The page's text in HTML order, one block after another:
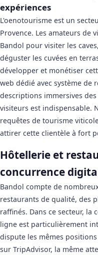
expériences
L'oenotourisme est un
Provence. Les amateurs de
Bandol pour visiter les
déguster les cuvées en
développer et monétiser
web dédié avec système de
descriptions immersives
visiteurs est indispensable.
requêtes de tourisme
attirer cette clientèle à fort
Hôtellerie et
concurrence
Bandol compte de
restaurants de qualité, des
raffinés. Dans ce secteur,
ligne est particulièrement
dispute les mêmes
sur TripAdvisor, la même